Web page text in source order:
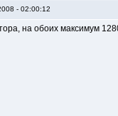
- 02:00:12
на обоих максимум